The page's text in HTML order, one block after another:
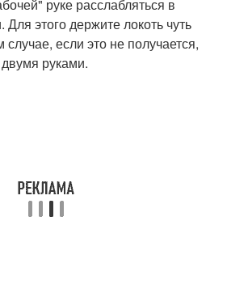
руке расслабляться в
этого держите локоть чуть
если это не получается,
руками.